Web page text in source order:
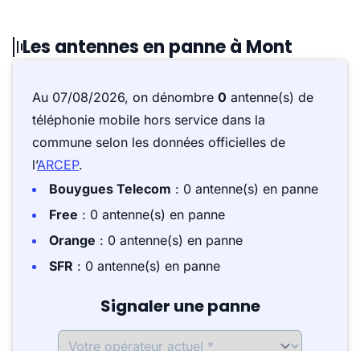
Les antennes en panne à Mont
Au 07/08/2026, on dénombre 0 antenne(s) de
téléphonie mobile hors service dans la
commune selon les données officielles de
l’ARCEP.
Bouygues Telecom : 0 antenne(s) en panne
Free : 0 antenne(s) en panne
Orange : 0 antenne(s) en panne
SFR : 0 antenne(s) en panne
Signaler une panne